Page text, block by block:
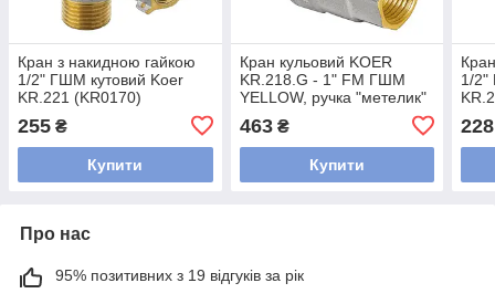
Кран з накидною гайкою
1/2" ГШМ кутовий Koer
KR.221 (KR0170)
255 ₴
Купити
Кран кульовий KOER
KR.218.G - 1" FM ГШМ
YELLOW, ручка "метелик"
463₴
Купити
1/2"
228
Про нас
95% позитивних з 19 відгуків за рік